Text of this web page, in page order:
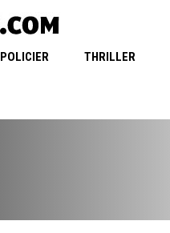
POLICIER THRILLER